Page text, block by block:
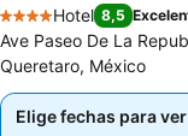
4 Estrellas
Hotel 8,5
Ave Paseo De La
Queretaro, México
Elige fechas para
Elige fechas para